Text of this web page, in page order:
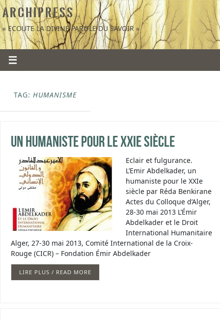
A R C H I P R E S S
« ECOUTE LA DIVINE PAROLE DU SAVOIR »
TAG: HUMANISME
Un humaniste pour le XXIe siècle
Eclair et fulgurance.
L’Emir Abdelkader, un
humaniste pour le XXIe
siècle par Réda Benkirane
Actes du Colloque d’Alger,
28-30 mai 2013 L’Émir
Abdelkader et le Droit
International Humanitaire
Alger, 27-30 mai 2013, Comité International de la Croix-
Rouge (CICR) – Fondation Émir Abdelkader
LIRE PLUS / READ MORE